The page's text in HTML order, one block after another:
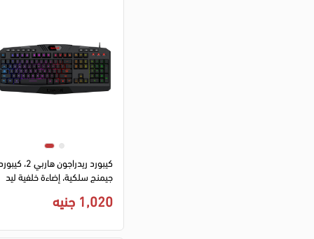
كيبورد ريدراجون هاربي 2، كيبورد
جيمنج سلكية، إضاءة خلفية ليد
1,020 جنيه